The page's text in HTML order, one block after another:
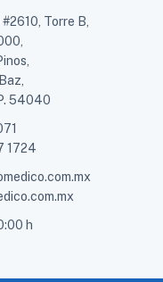
Torre B,
54040
1724
h